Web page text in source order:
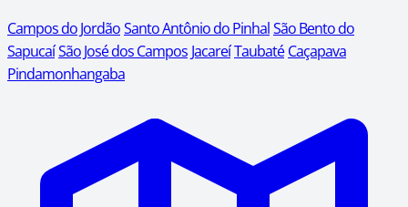
Campos do JordãoSanto Antônio do PinhalSão Bento do
SapucaíSão José dos Campos JacareíTaubaté Caçapava
Pindamonhangaba